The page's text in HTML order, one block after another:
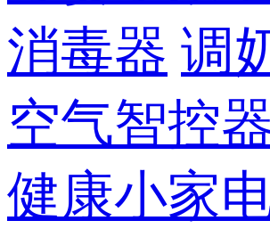
消毒器 调
空气智控
健康小家